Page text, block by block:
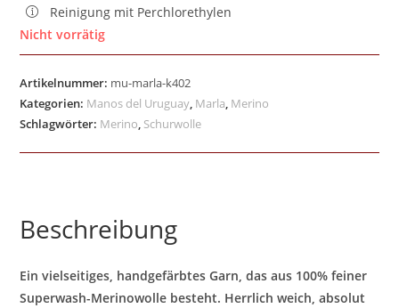
Reinigung mit Perchlorethylen
Nicht vorrätig
Artikelnummer: mu-marla-k402
Kategorien: Manos del Uruguay, Marla, Merino
Schlagwörter: Merino, Schurwolle
Beschreibung
Ein vielseitiges, handgefärbtes Garn, das aus 100% feiner
Superwash-Merinowolle besteht. Herrlich weich, absolut